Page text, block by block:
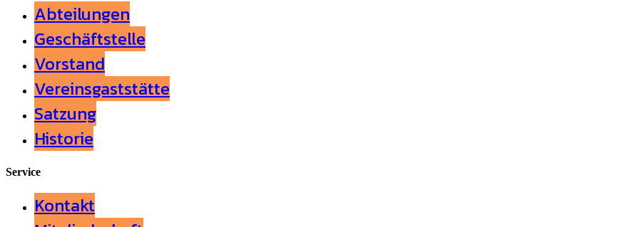
Abteilungen
Geschäftstelle
Vorstand
Vereinsgaststätte
Satzung
Historie
Service
Kontakt